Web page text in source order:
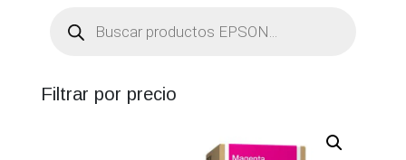
productos
Filtrar por precio